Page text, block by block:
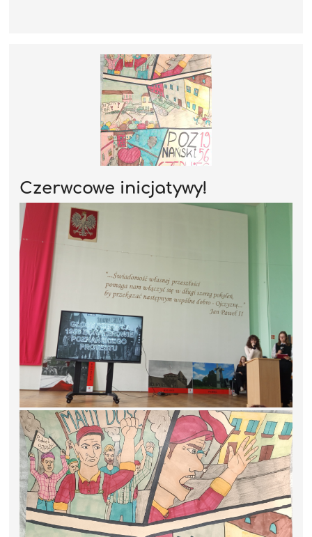
Czerwcowe inicjatywy!